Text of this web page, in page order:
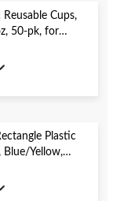
Cups,
50-pk, for
New Year's
Plastic
Blue/Yellow,